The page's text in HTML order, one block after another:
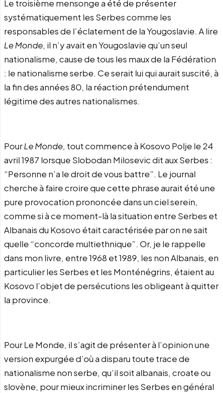
Le troisième mensonge a été de présenter
systématiquement les Serbes comme les
responsables de l’éclatement de la Yougoslavie. A lire
Le Monde, il n’y avait en Yougoslavie qu’un seul
nationalisme, cause de tous les maux de la Fédération
: le nationalisme serbe. Ce serait lui qui aurait suscité, à
la fin des années 80, la réaction prétendument
légitime des autres nationalismes.
PourLe Monde, tout commence à Kosovo Polje le 24
avril 1987 lorsque Slobodan Milosevic dit aux Serbes :
“Personne n’a le droit de vous battre”. Le journal
cherche à faire croire que cette phrase aurait été une
pure provocation prononcée dans un ciel serein,
comme si à ce moment-là la situation entre Serbes et
Albanais du Kosovo était caractérisée par on ne sait
quelle “concorde multiethnique”. Or, je le rappelle
dans mon livre, entre 1968 et 1989, les non Albanais, en
particulier les Serbes et les Monténégrins, étaient au
Kosovo l’objet de persécutions les obligeant à quitter
la province.
Pour Le Monde, il s’agit de présenter à l’opinion une
version expurgée d’où a disparu toute trace de
nationalisme non serbe, qu’il soit albanais, croate ou
slovène, pour mieux incriminer les Serbes en général